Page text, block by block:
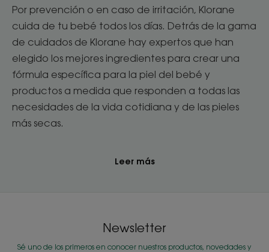
Por prevención o en caso de irritación, Klorane
cuida de tu bebé todos los días. Detrás de la gama
de cuidados de Klorane hay expertos que han
elegido los mejores ingredientes para crear una
fórmula específica para la piel del bebé y
productos a medida que responden a todas las
necesidades de la vida cotidiana y de las pieles
más secas.
Leer más
Newsletter
Sé uno de los primeros en conocer nuestros productos, novedades y